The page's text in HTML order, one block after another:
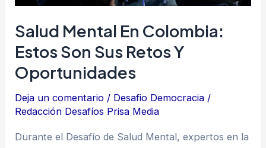
Salud Mental En Colombia:
Estos Son Sus Retos Y
Oportunidades
Deja un comentario / Desafio Democracia /
Redacción Desafíos Prisa Media
Durante el Desafío de Salud Mental, expertos en la